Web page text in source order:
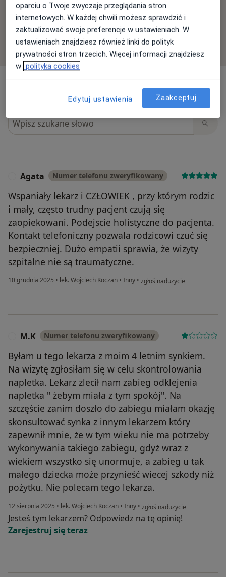
Sprawdzamy wszystkie opinie. Moderujemy je
zgodnie z naszymi zasadami, dowiedz się więcej o
opiniach i sposobie obliczania gwiazdek na
Dowiedz się więcejDowiedz się więcej o opiniach
Szukaj w opiniach
Agata Numer telefonu zweryfikowany
Wspaniały lekarz i CZŁOWIEK , przy którym rodzic
i mały, często trudny pacjent czują się
zaopiekowani. Podejscie holistyczne do pacjenta.
Kontakt telefoniczny pozwala rodzicowi czuć się
bezpieczniej. Dużo empatii sprawia, że wizyty
szpitalne nie są traumatyczne.
10 grudnia 2025 • lek. Wojciech Koczan • Inny • w opinii użytkownika Agata
zgłoś nadużycie
M.K Numer telefonu zweryfikowany
Byłam u tego lekarza z moim 4 letnim synkiem.
Na wizytę zgłosiłam się w celu skontrolowania
napletka. Lekarz zlecił nam zabieg odklejenia
napletka " żebym miała z tym spokój". Na
szczęście zanim doszło do zabiegu miałam okazję
skonsultować synka z innym lekarzem który
zapewnił mnie, że w tym wieku nie ma potrzeby
wykonywania takiego zabiegu, gdyż wraz z
wiekiem wszystko się unormuje, a zabieg u tak
małego dziecka może przynieść wiecej szkody niż
pożytku. Nie polecam tego lekarza.
12 sierpnia 2025 • lek. Wojciech Koczan • Inny • w opinii użytkownika M.K
zgłoś nadużycie
Jesteś tym lekarzem? Odpowiedz na tę opinię!
Zarejestruj się teraz
oparciu o Twoje zwyczaje przeglądania stron
internetowych. W każdej chwili możesz sprawdzić i
zaktualizować swoje preferencje w ustawieniach. W
ustawieniach znajdziesz również linki do polityk
prywatności stron trzecich. Więcej informacji znajdziesz
w polityka cookies
Edytuj ustawienia Zaakceptuj